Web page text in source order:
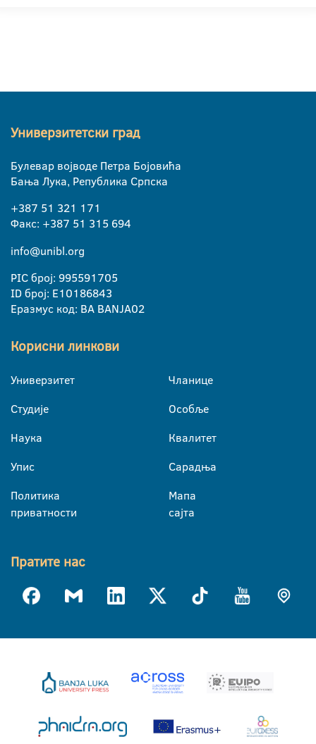
Универзитетски град
Булевар војводе Петра Бојовића
Бања Лука, Република Српска
+387 51 321 171
Факс: +387 51 315 694
info@unibl.org
PIC број: 995591705
ID број: E10186843
Еразмус код: BA BANJA02
Корисни линкови
Универзитет
Студије
Наука
Упис
Политика
приватности
Чланице
Особље
Квалитет
Сарадња
Мапа
сајта
Пратите нас